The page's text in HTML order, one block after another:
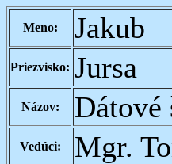
Meno: Jakub
Priezvisko: Jursa
Názov: Dátové
Vedúci: Mgr.